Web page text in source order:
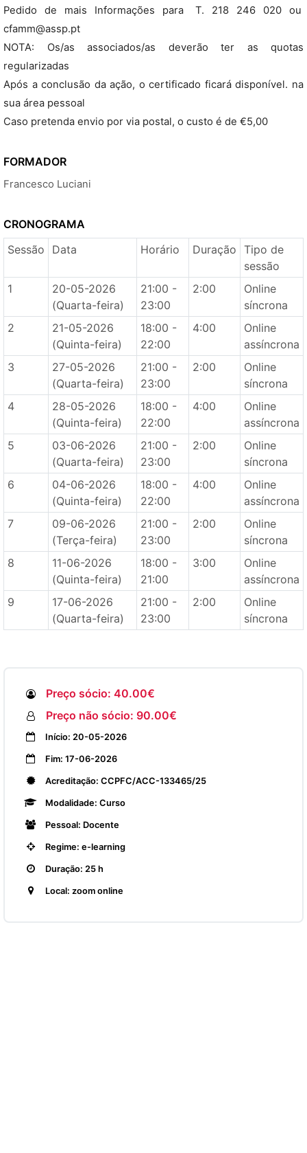
Pedido de mais Informações para T. 218 246 020 ou
cfamm@assp.pt
NOTA: Os/as associados/as deverão ter as quotas
regularizadas
Após a conclusão da ação, o certificado ficará disponível. na
sua área pessoal
Caso pretenda envio por via postal, o custo é de €5,00
FORMADOR
Francesco Luciani
CRONOGRAMA
Sessão
Data Horário Duração Tipo de
sessão
1
20-05-2026
(Quarta-feira)
21:00 -
23:00
2:00
Online
síncrona
2
21-05-2026
(Quinta-feira)
18:00 -
22:00
4:00
Online
assíncrona
3
27-05-2026
(Quarta-feira)
21:00 -
23:00
2:00
Online
síncrona
4
28-05-2026
(Quinta-feira)
18:00 -
22:00
4:00
Online
assíncrona
5
03-06-2026
(Quarta-feira)
21:00 -
23:00
2:00
Online
síncrona
6
04-06-2026
(Quinta-feira)
18:00 -
22:00
4:00
Online
assíncrona
7
09-06-2026
(Terça-feira)
21:00 -
23:00
2:00
Online
síncrona
8
11-06-2026
(Quinta-feira)
18:00 -
21:00
3:00
Online
assíncrona
9
17-06-2026
(Quarta-feira)
21:00 -
23:00
2:00
Online
síncrona
Preço sócio: 40.00€
Preço não sócio: 90.00€
Início: 20-05-2026
Fim: 17-06-2026
Acreditação: CCPFC/ACC-133465/25
Modalidade: Curso
Pessoal: Docente
Regime: e-learning
Duração: 25 h
Local: zoom online